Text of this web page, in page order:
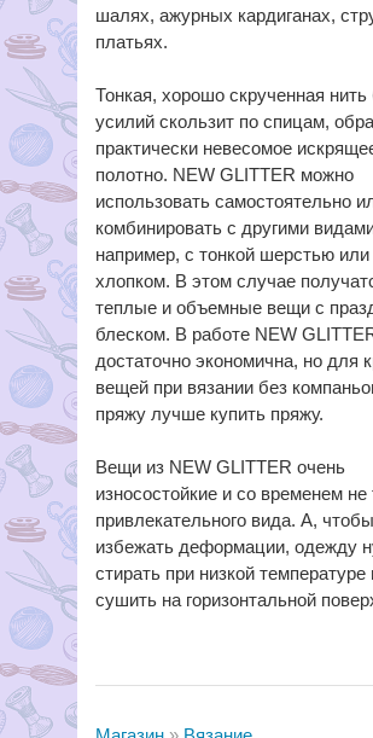
шалях, ажурных кардиганах,
платьях.
Тонкая, хорошо скрученная нить
усилий скользит по спицам,
практически невесомое
полотно. NEW GLITTER можно
использовать самостоятельно
комбинировать с другими
например, с тонкой шерстью или
хлопком. В этом случае
теплые и объемные вещи с
блеском. В работе NEW
достаточно экономична, но для
вещей при вязании без
пряжу лучше купить пряжу.
Вещи из NEW GLITTER очень
износостойкие и со временем не
привлекательного вида. А, чтобы
избежать деформации, одежду
стирать при низкой температуре
сушить на горизонтальной